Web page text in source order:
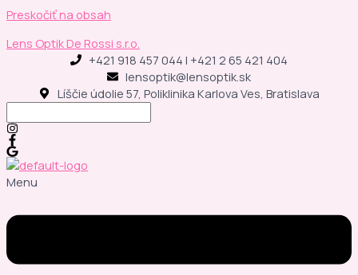
Preskočiť na obsah
Lens Optik De Rossi s.r.o.
+421 918 457 044 | +421 2 65 421 404
lensoptik@lensoptik.sk
Líščie údolie 57, Poliklinika Karlova Ves, Bratislava
Menu